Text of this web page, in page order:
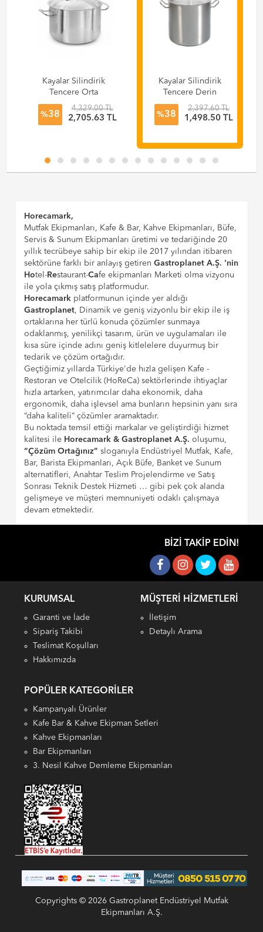
Kayalar Silindirik
Tencere Orta
Kapaklı, 30x20 cm
- 14 Litre
%38
4,329.00 TL
2,705.63 TL
Kayalar Silindirik
Tencere Derin
Kapaklı, 20x20 cm
- 6,1 Litre
%38
2,397.60 TL
1,498.50 TL
Horecamark,
Mutfak Ekipmanları, Kafe & Bar, Kahve Ekipmanları, Büfe,
Servis & Sunum Ekipmanları üretimi ve tedariğinde 20
yıllık tecrübeye sahip bir ekip ile 2017 yılından itibaren
sektörüne farklı bir anlayış getirenGastroplanet A.Ş. 'nin
Hotel-Restaurant-Cafe ekipmanları Marketi olma vizyonu
ile yola çıkmış satış platformudur.
Horecamark platformunun içinde yer aldığı
Gastroplanet, Dinamik ve geniş vizyonlu bir ekip ile iş
ortaklarına her türlü konuda çözümler sunmaya
odaklanmış, yenilikçi tasarım, ürün ve uygulamaları ile
kısa süre içinde adını geniş kitlelelere duyurmuş bir
tedarik ve çözüm ortağıdır.
Geçtiğimiz yıllarda Türkiye'de hızla gelişen Kafe -
Restoran ve Otelcilik (HoReCa) sektörlerinde ihtiyaçlar
hızla artarken, yatırımcılar daha ekonomik, daha
ergonomik, daha işlevsel ama bunların hepsinin yanı sıra
“daha kaliteli” çözümler aramaktadır.
Bu noktada temsil ettiği markalar ve geliştirdiği hizmet
kalitesi ile Horecamark & Gastroplanet A.Ş. oluşumu,
“Çözüm Ortağınız” sloganıyla Endüstriyel Mutfak, Kafe,
Bar, Barista Ekipmanları, Açık Büfe, Banket ve Sunum
alternatifleri, Anahtar Teslim Projelendirme ve Satış
Sonrası Teknik Destek Hizmeti … gibi pek çok alanda
gelişmeye ve müşteri memnuniyeti odaklı çalışmaya
devam etmektedir.
BIZI TAKIP EDIN!
KURUMSAL
Garanti ve İade
Sipariş Takibi
Teslimat Koşulları
Hakkımızda
MÜŞTERI HIZMETLERI
İletişim
Detaylı Arama
POPÜLER KATEGORILER
Kampanyalı Ürünler
Kafe Bar & Kahve Ekipman Setleri
Kahve Ekipmanları
Bar Ekipmanları
3. Nesil Kahve Demleme Ekipmanları
Copyrights © 2026 Gastroplanet Endüstriyel Mutfak
Ekipmanları A.Ş.